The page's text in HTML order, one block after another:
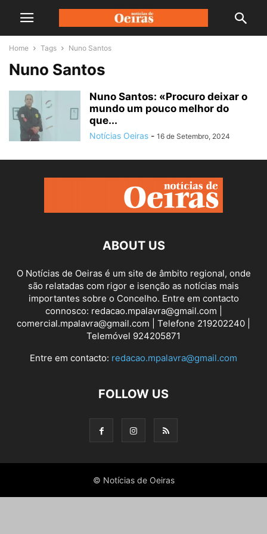
Home Tags Nuno Santos
Nuno Santos
Nuno Santos: «Procuro deixar o
mundo um pouco melhor do
que...
Notícias Oeiras - 16 de Setembro, 2024
ABOUT US
O Notícias de Oeiras é um site de âmbito regional, onde
são relatadas com rigor e isenção as notícias mais
importantes sobre o Concelho. Entre em contacto
connosco: redacao.mpalavra@gmail.com |
comercial.mpalavra@gmail.com | Telefone 219202240 |
Telemóvel 924205871
Entre em contacto: redacao.mpalavra@gmail.com
FOLLOW US
© Notícias de Oeiras